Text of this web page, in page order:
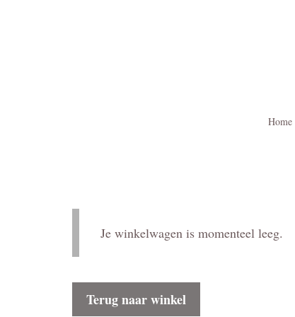
Home
Je winkelwagen is momenteel leeg.
Terug naar winkel